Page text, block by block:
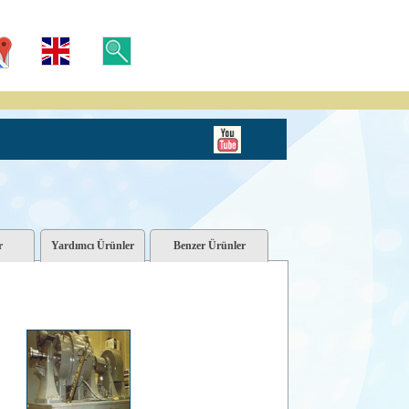
Yardımcı Ürünler Benzer Ürünler